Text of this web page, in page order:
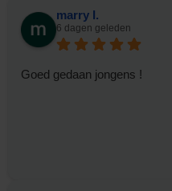
marry I.
6 dagen geleden
Goed gedaan jongens !